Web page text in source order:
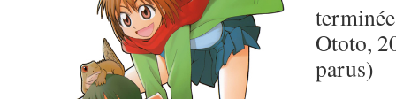
Ototo,
parus)